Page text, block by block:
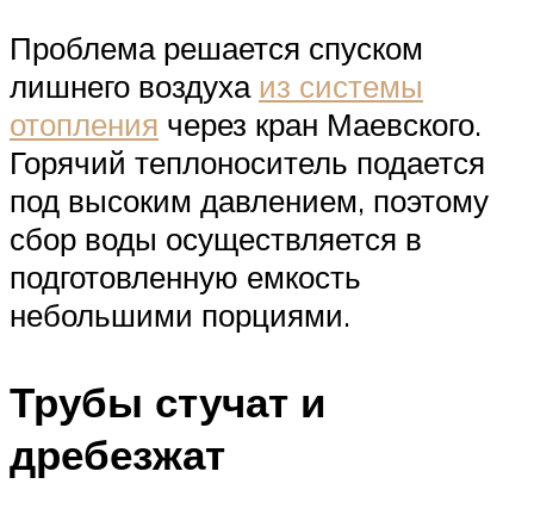
Проблема решается спуском
лишнего воздуха из системы
отопления через кран Маевского.
Горячий теплоноситель подается
под высоким давлением, поэтому
сбор воды осуществляется в
подготовленную емкость
небольшими порциями.
Трубы стучат и
дребезжат